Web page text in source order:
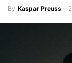
By Kaspar Preuss -